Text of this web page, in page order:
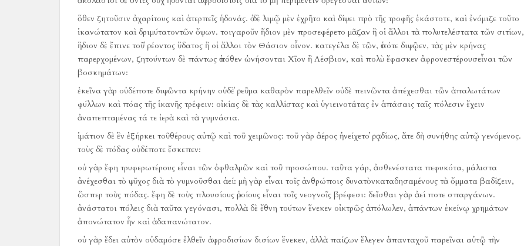
ὅθεν ζητοῦσιν ἀχαρίτους καὶ ἀτερπεῖς ἡδονάς. ὁ δὲ λιμῷ μὲν ἐχρῆτο καὶ δίψει πρὸ τῆς τροφῆς ἑκάστοτε, καὶ ἐνόμιζε τοῦτο
ἱκανώτατον καὶ δριμύτατοντῶν ὄψων. τοιγαροῦν ἥδιον μὲν προσεφέρετο μᾶζαν ἢ οἱ ἄλλοι τὰ πολυτελέστατα τῶν σιτίων,
ἥδιον δὲ ἔπινε τοῦ ῥέοντος ὕδατος ἢ οἱ ἄλλοι τὸν Θάσιον οἶνον. κατεγέλα δὲ τῶν, ὁπότε διψῷεν, τὰς μὲν κρήνας
παρερχομένων, ζητούντων δὲ πάντως ὁπόθεν ὠνήσονται Χῖον ἢ Λέσβιον, καὶ πολὺ ἔφασκεν ἀφρονεστέρουσεἶναι τῶν
βοσκημάτων:
ἐκεῖνα γὰρ οὐδέποτε διψῶντα κρήνην οὐδὲ ῥεῦμα καθαρὸν παρελθεῖν οὐδὲ πεινῶντα ἀπέχεσθαι τῶν ἁπαλωτάτων
φύλλων καὶ πόας τῆς ἱκανῆς τρέφειν: οἰκίας δὲ τὰς καλλίστας καὶ ὑγιεινοτάτας ἐν ἁπάσαις ταῖς πόλεσιν ἔχειν
ἀναπεπταμένας τά τε ἱερὰ καὶ τὰ γυμνάσια.
ἱμάτιον δὲ ἓν ἐξήρκει τοῦθέρους αὐτῷ καὶ τοῦ χειμῶνος: τοῦ γὰρ ἀέρος ἠνείχετο ῥᾳδίως, ἅτε δὴ συνήθης αὐτῷ γενόμενος.
τοὺς δὲ πόδας οὐδέποτε ἔσκεπεν:
οὐ γὰρ ἔφη τρυφερωτέρους εἷναι τῶν ὀφθαλμῶν καὶ τοῦ προσώπου. ταῦτα γάρ, ἀσθενέστατα πεφυκότα, μάλιστα
ἀνέχεσθαι τὸ ψῦχος διὰ τὸ γυμνοῦσθαι ἀεί: μὴ γὰρ εἶναι τοῖς ἀνθρώποις δυνατὸνκαταδησαμένους τὰ ὄμματα βαδίζειν,
ὥσπερ τοὺς πόδας. ἔφη δὲ τοὺς πλουσίους ὁμοίους εἶναι τοῖς νεογνοῖς βρέφεσι: δεῖσθαι γὰρ ἀεί ποτε σπαργάνων.
ἀνάστατοι πόλεις διὰ ταῦτα γεγόνασι, πολλὰ δὲ ἔθνη τούτων ἕνεκεν οἰκτρῶς ἀπόλωλεν, ἁπάντων ἐκείνῳ χρημάτων
ἀπονώτατον ἦν καὶ ἀδαπανώτατον.
οὐ γὰρ ἔδει αὐτὸν οὐδαμόσε ἐλθεῖν ἀφροδισίων δισίων ἕνεκεν, ἀλλὰ παίζων ἔλεγεν ἁπανταχοῦ παρεῖναι αὐτῷ τὴν